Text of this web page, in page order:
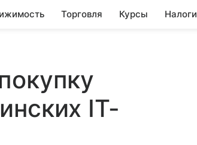
Торговля Курсы Налоги
IT-